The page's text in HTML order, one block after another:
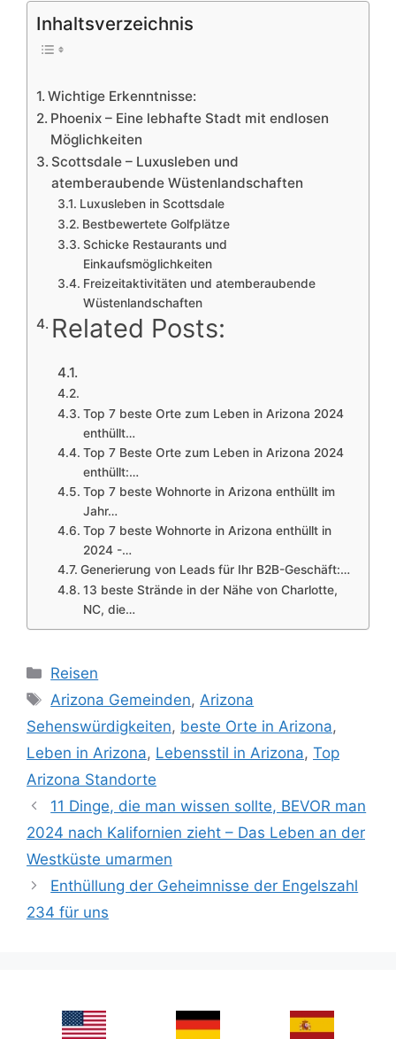
Inhaltsverzeichnis
Wichtige Erkenntnisse:
Phoenix – Eine lebhafte Stadt mit endlosen
Möglichkeiten
Scottsdale – Luxusleben und
atemberaubende Wüstenlandschaften
Luxusleben in Scottsdale
Bestbewertete Golfplätze
Schicke Restaurants und
Einkaufsmöglichkeiten
Freizeitaktivitäten und atemberaubende
Wüstenlandschaften
Related Posts:
Top 7 beste Orte zum Leben in Arizona 2024
enthüllt…
Top 7 Beste Orte zum Leben in Arizona 2024
enthüllt:…
Top 7 beste Wohnorte in Arizona enthüllt im
Jahr…
Top 7 beste Wohnorte in Arizona enthüllt in
2024 -…
Generierung von Leads für Ihr B2B-Geschäft:…
13 beste Strände in der Nähe von Charlotte,
NC, die…
Categories
Reisen
Tags
Arizona Gemeinden, Arizona
Sehenswürdigkeiten, beste Orte in Arizona,
Leben in Arizona, Lebensstil in Arizona, Top
Arizona Standorte
11 Dinge, die man wissen sollte, BEVOR man
2024 nach Kalifornien zieht – Das Leben an der
Westküste umarmen
Enthüllung der Geheimnisse der Engelszahl
234 für uns